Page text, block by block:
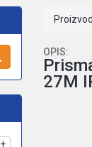
+
OPIS:
27M